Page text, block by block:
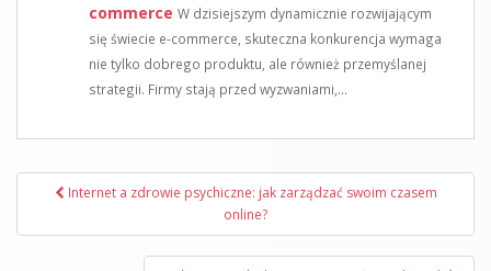
commerce W dzisiejszym dynamicznie rozwijającym
się świecie e-commerce, skuteczna konkurencja wymaga
nie tylko dobrego produktu, ale również przemyślanej
strategii. Firmy stają przed wyzwaniami,...
Nawigacja
Internet a zdrowie psychiczne: jak zarządzać swoim czasem
online?